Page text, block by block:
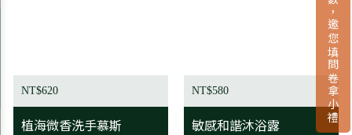
NT$620
植海微香洗手慕斯
NT$580
敏感和諧沐浴露